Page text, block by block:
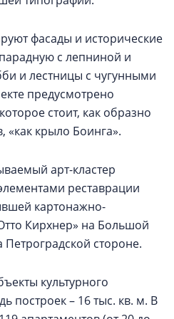
фасады и исторические
с лепниной и
и лестницы с чугунными
предусмотрено
стоит, как образно
крыло Боинга».
арт-кластер
реставрации
картонажно-
Кирхнер» на Большой
стороне.
культурного
построек – 16 тыс. кв. м. В